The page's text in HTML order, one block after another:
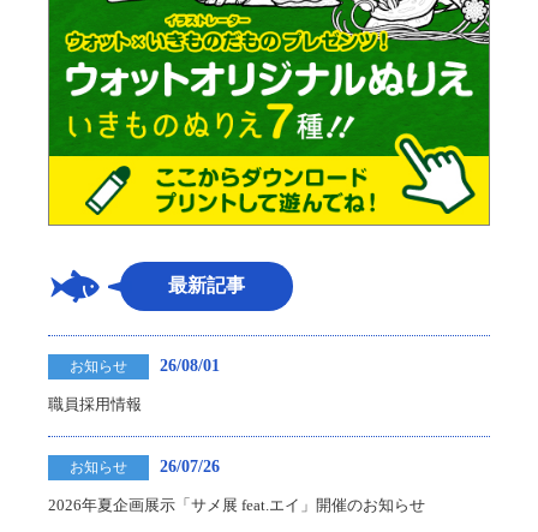
最新記事
お知らせ 26/08/01
職員採用情報
お知らせ 26/07/26
2026年夏企画展示「サメ展 feat.エイ」開催のお知らせ